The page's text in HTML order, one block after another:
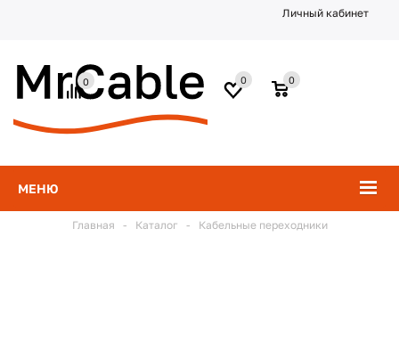
Личный кабинет
МЕНЮ
0
0
0
Главная - Каталог - Кабельные переходники